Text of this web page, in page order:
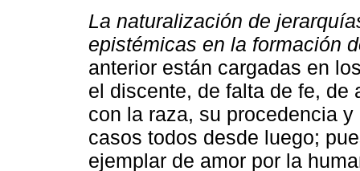
La naturalización de
epistémicas en la formación
anterior están cargadas en
el discente, de falta de fe, de
con la raza, su procedencia
casos todos desde luego;
ejemplar de amor por la